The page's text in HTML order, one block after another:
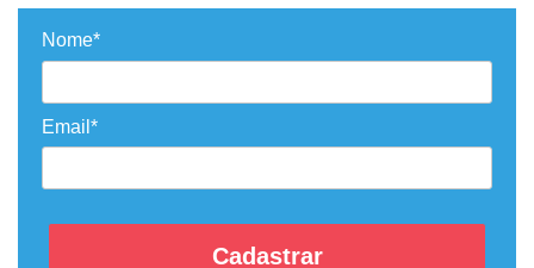
Nome*
Email*
Cadastrar